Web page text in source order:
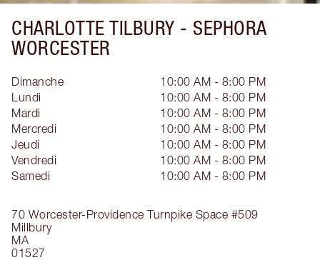
CHARLOTTE TILBURY - SEPHORA
WORCESTER
70 Worcester-Providence Turnpike Space #509
Millbury
MA
01527
Dimanche
10:00 AM - 8:00 PM
Lundi
10:00 AM - 8:00 PM
Mardi
10:00 AM - 8:00 PM
Mercredi
10:00 AM - 8:00 PM
Jeudi
10:00 AM - 8:00 PM
Vendredi
10:00 AM - 8:00 PM
Samedi
10:00 AM - 8:00 PM